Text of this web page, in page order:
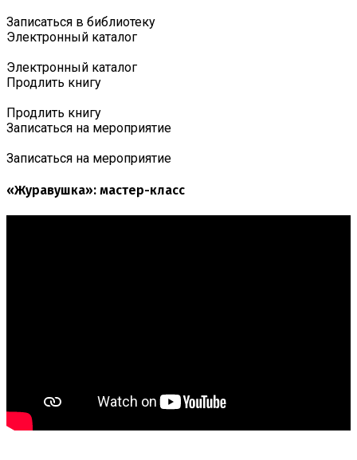
Записаться в библиотеку
Электронный каталог
Электронный каталог
Продлить книгу
Продлить книгу
Записаться на мероприятие
Записаться на мероприятие
«Журавушка»: мастер-класс